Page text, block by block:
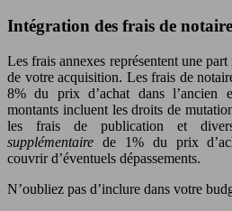
Intégration des frais de
Les frais annexes représentent une
de votre acquisition. Les frais de
8% du prix d’achat dans l’ancien
montants incluent les droits de
les frais de publication et
supplémentaire de 1% du prix
couvrir d’éventuels dépassements.
N’oubliez pas d’inclure dans votre